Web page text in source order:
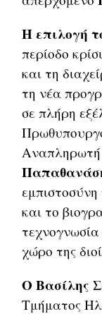
Η επιλογή
περίοδο
και τη
τη νέα
σε πλήρη
εμπιστοσύνη
και το
χώρο της
Ο Βασίλης
Τμήματος